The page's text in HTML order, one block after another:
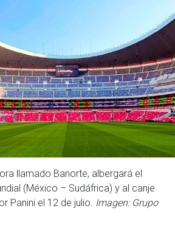
llamado Banorte, albergará el
(México – Sudáfrica) y al canje
Panini el 12 de julio. Imagen: Grupo